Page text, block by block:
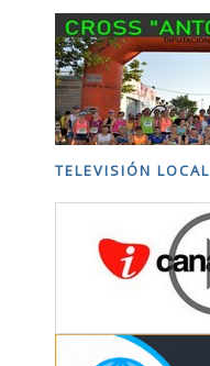
TELEVISIÓN LOCAL